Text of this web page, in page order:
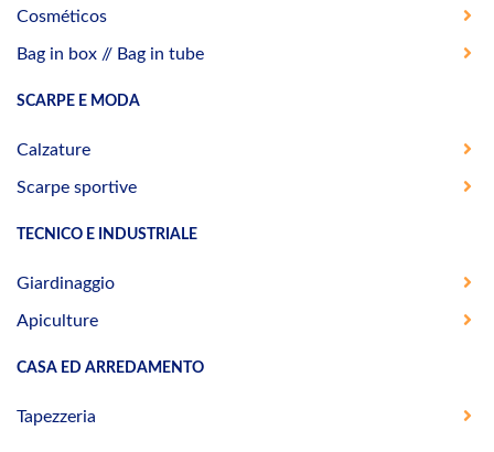
Cosméticos
Bag in box // Bag in tube
SCARPE E MODA
Calzature
Scarpe sportive
TECNICO E INDUSTRIALE
Giardinaggio
Apiculture
CASA ED ARREDAMENTO
Tapezzeria